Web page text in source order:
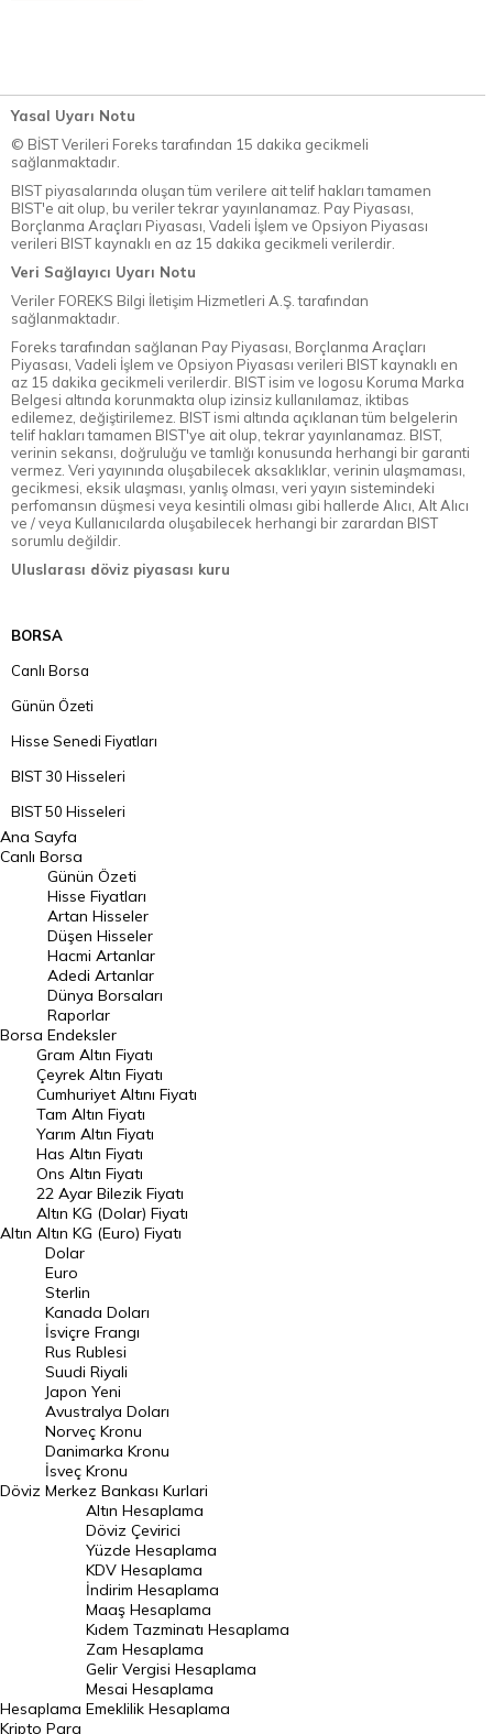
Yasal Uyarı Notu
© BİST Verileri Foreks tarafından 15 dakika gecikmeli
sağlanmaktadır.
BIST piyasalarında oluşan tüm verilere ait telif hakları tamamen
BIST'e ait olup, bu veriler tekrar yayınlanamaz. Pay Piyasası,
Borçlanma Araçları Piyasası, Vadeli İşlem ve Opsiyon Piyasası
verileri BIST kaynaklı en az 15 dakika gecikmeli verilerdir.
Veri Sağlayıcı Uyarı Notu
Veriler FOREKS Bilgi İletişim Hizmetleri A.Ş. tarafından
sağlanmaktadır.
Foreks tarafından sağlanan Pay Piyasası, Borçlanma Araçları
Piyasası, Vadeli İşlem ve Opsiyon Piyasası verileri BIST kaynaklı en
az 15 dakika gecikmeli verilerdir. BIST isim ve logosu Koruma Marka
Belgesi altında korunmakta olup izinsiz kullanılamaz, iktibas
edilemez, değiştirilemez. BIST ismi altında açıklanan tüm belgelerin
telif hakları tamamen BIST'ye ait olup, tekrar yayınlanamaz. BIST,
verinin sekansı, doğruluğu ve tamlığı konusunda herhangi bir garanti
vermez. Veri yayınında oluşabilecek aksaklıklar, verinin ulaşmaması,
gecikmesi, eksik ulaşması, yanlış olması, veri yayın sistemindeki
perfomansın düşmesi veya kesintili olması gibi hallerde Alıcı, Alt Alıcı
ve / veya Kullanıcılarda oluşabilecek herhangi bir zarardan BIST
sorumlu değildir.
Uluslarası döviz piyasası kuru
BORSA
Canlı Borsa
Günün Özeti
Hisse Senedi Fiyatları
BIST 30 Hisseleri
BIST 50 Hisseleri
BIST 100 Hisseleri
En Çok Artan Hisseler
En Çok Düşen Hisseler
Hacmi Artanlar
Geçmiş Kapanışlar
Dünya Borsaları
Raporlar
Endeksler
DÖVİZ
Döviz Kuru
Dolar Kuru
Euro Kuru
Pound Kuru
Frank Kuru
Riyal Kuru
Avustralya Doları
Danimarka Kronu Kuru
Kanada Doları Kuru
Norveç Kronu Kuru
İsveç Kronu Kuru
Japon Yeni Kuru
Serbest Piyasa Döviz Kurları
Merkez Bankası Döviz Kurları
Altın Fiyatları
Ana Sayfa
Canlı Borsa
Borsa
Günün Özeti
Hisse Fiyatları
Artan Hisseler
Düşen Hisseler
Hacmi Artanlar
Adedi Artanlar
Dünya Borsaları
Raporlar
Endeksler
Altın
Gram Altın Fiyatı
Çeyrek Altın Fiyatı
Cumhuriyet Altını Fiyatı
Tam Altın Fiyatı
Yarım Altın Fiyatı
Has Altın Fiyatı
Ons Altın Fiyatı
22 Ayar Bilezik Fiyatı
Altın KG (Dolar) Fiyatı
Altın KG (Euro) Fiyatı
Döviz
Dolar
Euro
Sterlin
Kanada Doları
İsviçre Frangı
Rus Rublesi
Suudi Riyali
Japon Yeni
Avustralya Doları
Norveç Kronu
Danimarka Kronu
İsveç Kronu
Merkez Bankası Kurlari
Hesaplama
Altın Hesaplama
Döviz Çevirici
Yüzde Hesaplama
KDV Hesaplama
İndirim Hesaplama
Maaş Hesaplama
Kıdem Tazminatı Hesaplama
Zam Hesaplama
Gelir Vergisi Hesaplama
Mesai Hesaplama
Emeklilik Hesaplama
Kripto Para